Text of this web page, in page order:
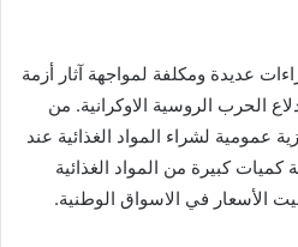
عديدة ومكلفة لمواجهة آثار أزمة
الحرب الروسية الاوكرانية. من
عمومية لشراء المواد الغذائية عند
كبيرة من المواد الغذائية
الأسعار في الاسواق الوطنية.